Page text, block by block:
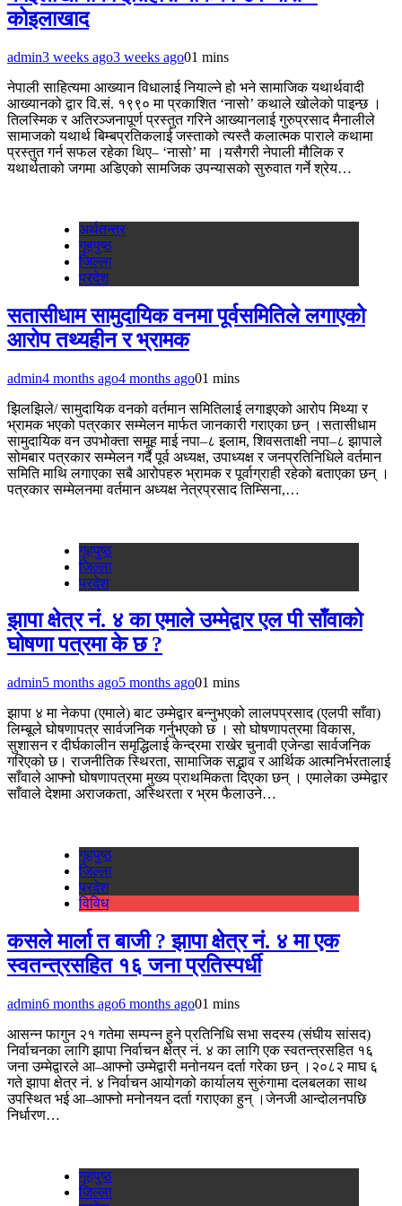
कोइलाखाद
admin3 weeks ago3 weeks ago01 mins
नेपाली साहित्यमा आख्यान विधालाई नियाल्ने हो भने सामाजिक यथार्थवादी
आख्यानको द्वार वि.सं. १९९० मा प्रकाशित ‘नासो’ कथाले खोलेको पाइन्छ ।
तिलस्मिक र अतिरञ्जनापूर्ण प्रस्तुत गरिने आख्यानलाई गुरुप्रसाद मैनालीले
सामाजको यथार्थ बिम्बप्रतिकलाई जस्ताको त्यस्तै कलात्मक पाराले कथामा
प्रस्तुत गर्न सफल रहेका थिए– ‘नासो’ मा ।यसैगरी नेपाली मौलिक र
यथार्थताको जगमा अडिएको सामजिक उपन्यासको सुरुवात गर्ने श्रेय…
अर्थतन्‍त्र
गृहपुष्‍ठ
जिल्ला
प्रदेश
सतासीधाम सामुदायिक वनमा पूर्वसमितिले लगाएको
आरोप तथ्यहीन र भ्रामक
admin4 months ago4 months ago01 mins
झिलझिले/ सामुदायिक वनको वर्तमान समितिलाई लगाइएको आरोप मिथ्या र
भ्रामक भएको पत्रकार सम्मेलन मार्फत जानकारी गराएका छन् ।सतासीधाम
सामुदायिक वन उपभोक्ता समूह माई नपा–८ इलाम, शिवसताक्षी नपा–८ झापाले
सोमबार पत्रकार सम्मेलन गर्दै पूर्व अध्यक्ष, उपाध्यक्ष र जनप्रतिनिधिले वर्तमान
समिति माथि लगाएका सबै आरोपहरु भ्रामक र पूर्वाग्राही रहेको बताएका छन् ।
पत्रकार सम्मेलनमा वर्तमान अध्यक्ष नेत्रप्रसाद तिम्सिना,…
गृहपुष्‍ठ
जिल्ला
प्रदेश
झापा क्षेत्र नं. ४ का एमाले उम्मेद्वार एल पी साँवाको
घोषणा पत्रमा के छ ?
admin5 months ago5 months ago01 mins
झापा ४ मा नेकपा (एमाले) बाट उम्मेद्वार बन्नुभएको लालपप्रसाद (एलपी साँवा)
लिम्बूले घोषणापत्र सार्वजनिक गर्नुभएको छ । सो घोषणापत्रमा विकास,
सुशासन र दीर्घकालीन समृद्धिलाई केन्द्रमा राखेर चुनावी एजेन्डा सार्वजनिक
गरिएको छ। राजनीतिक स्थिरता, सामाजिक सद्भाव र आर्थिक आत्मनिर्भरतालाई
साँवाले आफ्नो घोषणापत्रमा मुख्य प्राथमिकता दिएका छन् । एमालेका उम्मेद्वार
साँवाले देशमा अराजकता, अस्थिरता र भ्रम फैलाउने…
गृहपुष्‍ठ
जिल्ला
प्रदेश
विविध
कसले मार्ला त बाजी ? झापा क्षेत्र नं. ४ मा एक
स्वतन्त्रसहित १६ जना प्रतिस्पर्धी
admin6 months ago6 months ago01 mins
आसन्न फागुन २१ गतेमा सम्पन्न हुने प्रतिनिधि सभा सदस्य (संघीय सांसद)
निर्वाचनका लागि झापा निर्वाचन क्षेत्र नं. ४ का लागि एक स्वतन्त्रसहित १६
जना उम्मेद्वारले आ–आफ्नो उम्मेद्वारी मनोनयन दर्ता गरेका छन् ।२०८२ माघ ६
गते झापा क्षेत्र नं. ४ निर्वाचन आयोगको कार्यालय सुरुंगामा दलबलका साथ
उपस्थित भई आ–आफ्नो मनोनयन दर्ता गराएका हुन् ।जेनजी आन्दोलनपछि
निर्धारण…
गृहपुष्‍ठ
जिल्ला